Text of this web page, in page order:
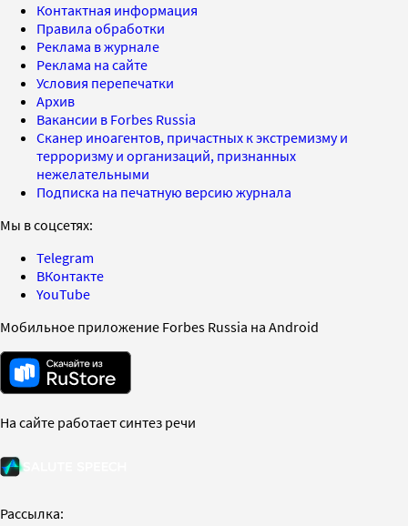
Контактная информация
Правила обработки
Реклама в журнале
Реклама на сайте
Условия перепечатки
Архив
Вакансии в Forbes Russia
Сканер иноагентов, причастных к экстремизму и
терроризму и организаций, признанных
нежелательными
Подписка на печатную версию журнала
Мы в соцсетях:
Telegram
ВКонтакте
YouTube
Мобильное приложение Forbes Russia на Android
На сайте работает синтез речи
Рассылка: